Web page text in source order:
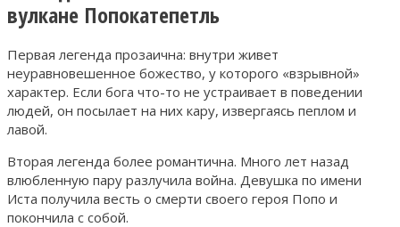
вулкане Попокатепетль
Первая легенда прозаична: внутри живет
неуравновешенное божество, у которого «взрывной»
характер. Если бога что-то не устраивает в поведении
людей, он посылает на них кару, извергаясь пеплом и
лавой.
Вторая легенда более романтична. Много лет назад
влюбленную пару разлучила война. Девушка по имени
Иста получила весть о смерти своего героя Попо и
покончила с собой.